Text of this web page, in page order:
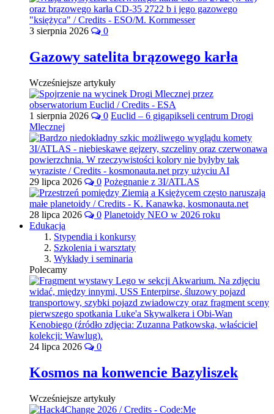
3 sierpnia 2026 0
Gazowy satelita brązowego karła
Wcześniejsze artykuły
1 sierpnia 2026 0 Euclid – 6 gigapikseli centrum Drogi
Mlecznej
29 lipca 2026 0 Pożegnanie z 3I/ATLAS
28 lipca 2026 0 Planetoidy NEO w 2026 roku
Edukacja
Stypendia i konkursy
Szkolenia i warsztaty
Wykłady i seminaria
Polecamy
24 lipca 2026 0
Kosmos na konwencie Bazyliszek
Wcześniejsze artykuły